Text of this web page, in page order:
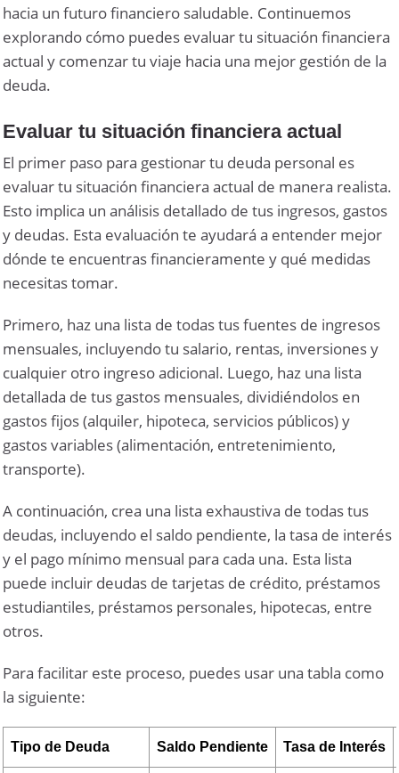
hacia un futuro financiero saludable. Continuemos
explorando cómo puedes evaluar tu situación financiera
actual y comenzar tu viaje hacia una mejor gestión de la
deuda.
Evaluar tu situación financiera actual
El primer paso para gestionar tu deuda personal es
evaluar tu situación financiera actual de manera realista.
Esto implica un análisis detallado de tus ingresos, gastos
y deudas. Esta evaluación te ayudará a entender mejor
dónde te encuentras financieramente y qué medidas
necesitas tomar.
Primero, haz una lista de todas tus fuentes de ingresos
mensuales, incluyendo tu salario, rentas, inversiones y
cualquier otro ingreso adicional. Luego, haz una lista
detallada de tus gastos mensuales, dividiéndolos en
gastos fijos (alquiler, hipoteca, servicios públicos) y
gastos variables (alimentación, entretenimiento,
transporte).
A continuación, crea una lista exhaustiva de todas tus
deudas, incluyendo el saldo pendiente, la tasa de interés
y el pago mínimo mensual para cada una. Esta lista
puede incluir deudas de tarjetas de crédito, préstamos
estudiantiles, préstamos personales, hipotecas, entre
otros.
Para facilitar este proceso, puedes usar una tabla como
la siguiente:
Tipo de Deuda Saldo Pendiente Tasa de Interés